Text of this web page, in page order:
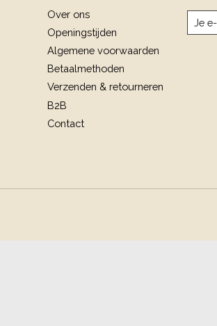
Over ons
Openingstijden
Algemene voorwaarden
Betaalmethoden
Verzenden & retourneren
B2B
Contact